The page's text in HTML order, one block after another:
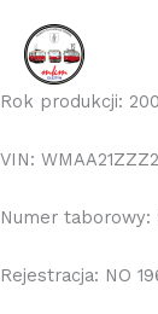
treści
Rok produkcji:
VIN:
Numer taborowy:
Rejestracja: NO